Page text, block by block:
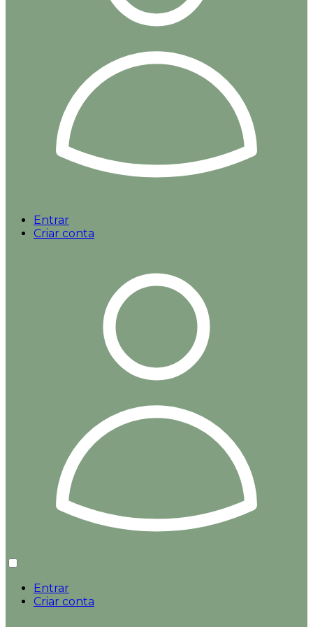
Entrar
Criar conta
Entrar
Criar conta